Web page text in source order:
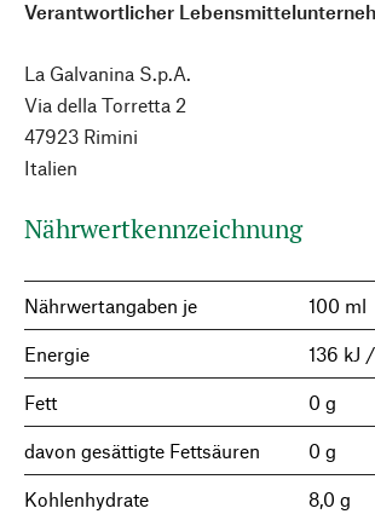
Verantwortlicher
La Galvanina S.p.A.
Via della Torretta 2
47923 Rimini
Italien
Nährwertkennzeichnung
Nährwertangaben je 100 ml
Energie 136 kJ
Fett 0 g
davon gesättigte Fettsäuren 0 g
Kohlenhydrate 8,0 g